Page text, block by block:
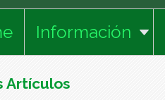
Información
Artículos